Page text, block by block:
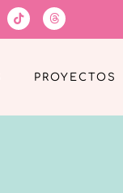
PROYECTOS